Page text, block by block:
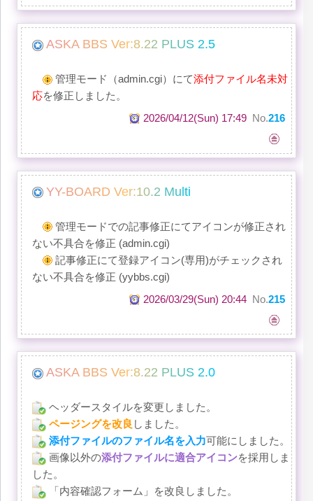
ASKA BBS Ver:8.22 PLUS 2.5
管理モード（admin.cgi）にて添付ファイル名未対
応を修正しました。
2026/04/12(Sun) 17:49No.216
YY-BOARD Ver:10.2 Multi
管理モードでの記事修正にてアイコンが修正され
ない不具合を修正 (admin.cgi)
記事修正にて登録アイコン(専用)がチェックされ
ない不具合を修正 (yybbs.cgi)
2026/03/29(Sun) 20:44No.215
ASKA BBS Ver:8.22 PLUS 2.0
ヘッダースタイルを変更しました。
ページングを改良 しました。
添付ファイルのファイル名を入力可能にしました。
画像以外の添付ファイルに適合アイコンを採用しま
した。
「内容確認フォーム」を改良しました。